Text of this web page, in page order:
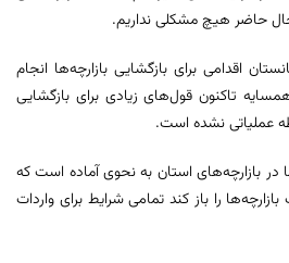
حاضر هیچ مشکلی نداریم.
اقدامی برای بازگشایی بازارچه‌ها انجام
تاکنون قول‌های زیادی برای بازگشایی
عملیاتی نشده است.
بازارچه‌های استان به نحوی آماده است که
را باز کند تمامی شرایط برای واردات